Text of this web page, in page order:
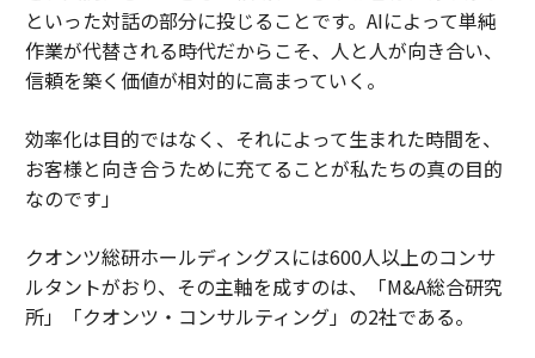
といった対話の部分に投じることです。AIによって単純
作業が代替される時代だからこそ、人と人が向き合い、
信頼を築く価値が相対的に高まっていく。
効率化は目的ではなく、それによって生まれた時間を、
お客様と向き合うために充てることが私たちの真の目的
なのです」
クオンツ総研ホールディングスには600人以上のコンサ
ルタントがおり、その主軸を成すのは、「M&A総合研究
所」「クオンツ・コンサルティング」の2社である。